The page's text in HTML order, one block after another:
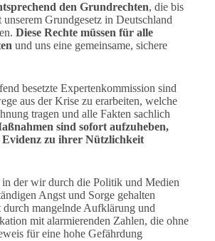
den Grundrechten, die bis
Grundgesetz in Deutschland
Diese Rechte müssen für alle
und uns eine gemeinsame, sichere
besetzte Expertenkommission sind
aus der Krise zu erarbeiten, welche
tragen und alle Fakten sachlich
sind sofort aufzuheben,
zu ihrer Nützlichkeit
der wir durch die Politik und Medien
Angst und Sorge gehalten
durch mangelnde Aufklärung und
mit alarmierenden Zahlen, die ohne
für eine hohe Gefährdung